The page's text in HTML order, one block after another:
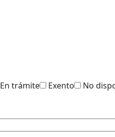
En trámite Exento
No